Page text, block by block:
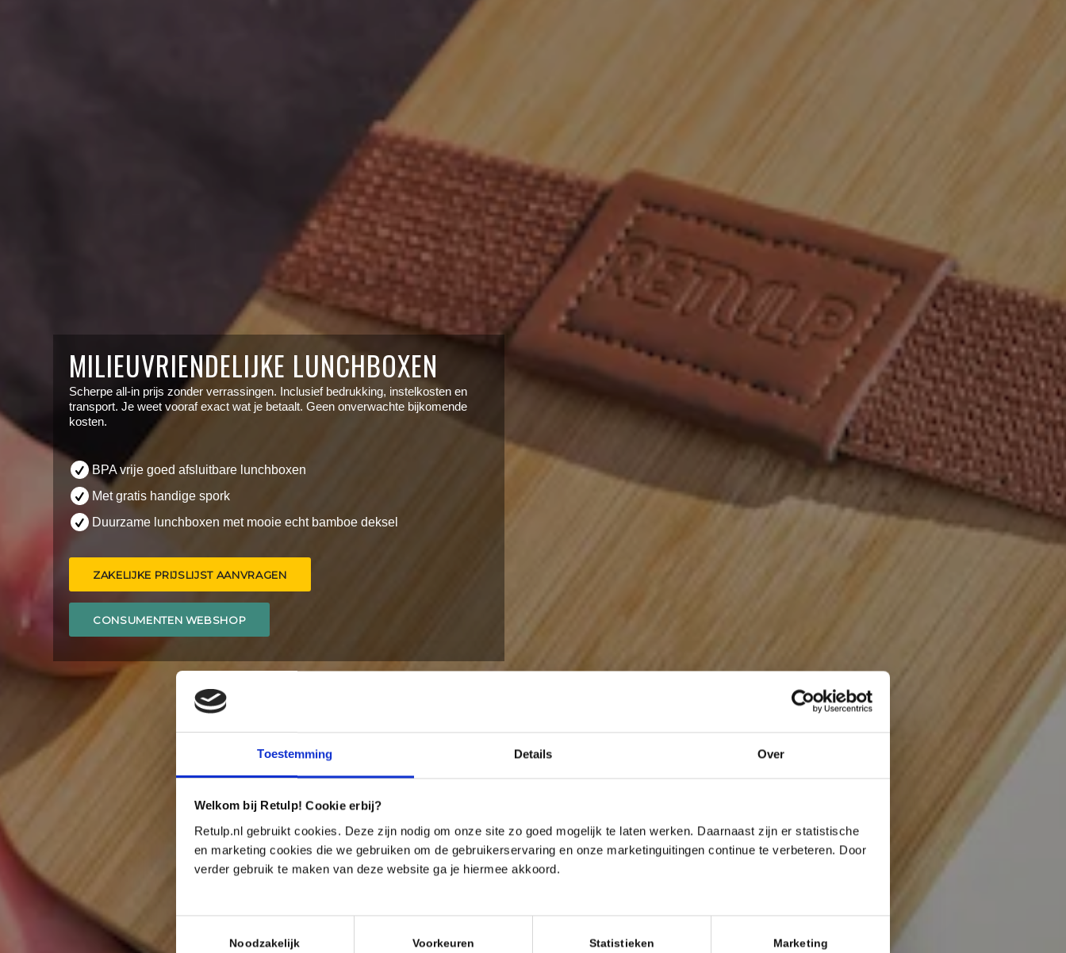
Toestemming Details Over
Welkom bij Retulp! Cookie erbij?
Retulp.nl gebruikt cookies. Deze zijn nodig om onze site zo goed mogelijk te laten werken. Daarnaast zijn er statistische
en marketing cookies die we gebruiken om de gebruikerservaring en onze marketinguitingen continue te verbeteren. Door
verder gebruik te maken van deze website ga je hiermee akkoord.
Noodzakelijk Voorkeuren Statistieken Marketing
MILIEUVRIENDELIJKE LUNCHBOXEN
Scherpe all-in prijs zonder verrassingen. Inclusief bedrukking, instelkosten en
transport. Je weet vooraf exact wat je betaalt. Geen onverwachte bijkomende
kosten.
BPA vrije goed afsluitbare lunchboxen
Met gratis handige spork
Duurzame lunchboxen met mooie echt bamboe deksel
ZAKELIJKE PRIJSLIJST AANVRAGEN
CONSUMENTEN WEBSHOP